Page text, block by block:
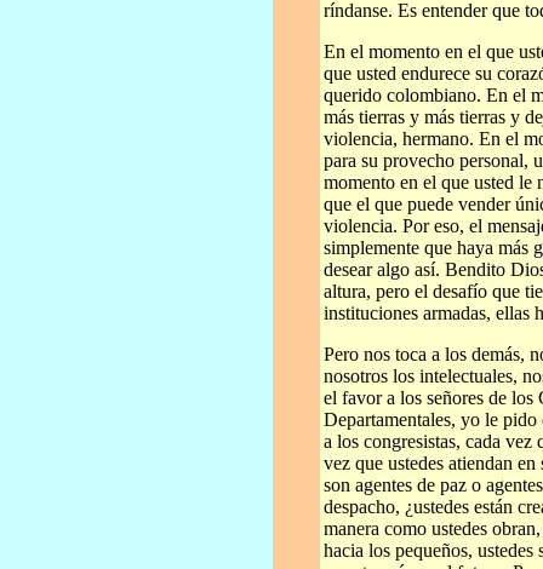
ríndanse. Es entender que
En el momento en el que
que usted endurece su
querido colombiano. En el
más tierras y más tierras y
violencia, hermano. En el
para su provecho personal,
momento en el que usted le
que el que puede vender
violencia. Por eso, el
simplemente que haya más
desear algo así. Bendito
altura, pero el desafío que
instituciones armadas, ellas
Pero nos toca a los demás,
nosotros los intelectuales,
el favor a los señores de
Departamentales, yo le
a los congresistas, cada vez
vez que ustedes atiendan
son agentes de paz o
despacho, ¿ustedes están
manera como ustedes
hacia los pequeños, ustedes